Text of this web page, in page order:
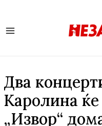
Два
Каролина
„Извор“